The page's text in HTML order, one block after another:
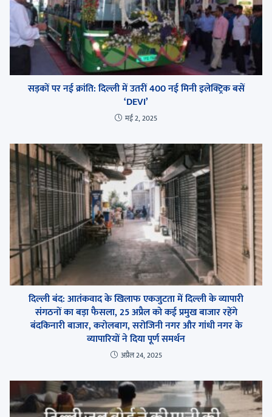
सड़कों पर नई क्रांति: दिल्ली में उतरीं 400 नई मिनी इलेक्ट्रिक बसें
‘DEVI’
मई 2, 2025
दिल्ली बंद: आतंकवाद के खिलाफ एकजुटता में दिल्ली के व्यापारी
संगठनों का बड़ा फैसला, 25 अप्रैल को कई प्रमुख बाजार रहेंगे
बंदकिनारी बाजार, करोलबाग, सरोजिनी नगर और गांधी नगर के
व्यापारियों ने दिया पूर्ण समर्थन
अप्रैल 24, 2025